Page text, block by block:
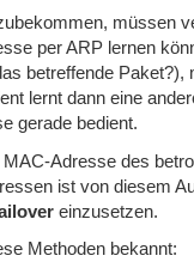
müssen
per ARP lernen
betreffende
lernt dann eine
gerade bedient.
Adresse des
ist von diesem
einzusetzen.
Methoden bekannt: